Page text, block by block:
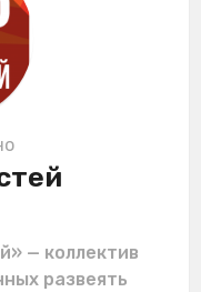
— коллектив
развеять